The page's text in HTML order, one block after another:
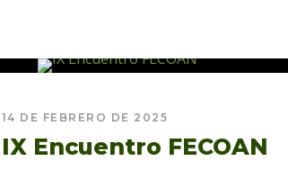
14 DE FEBRERO DE 2025
IX Encuentro FECOAN